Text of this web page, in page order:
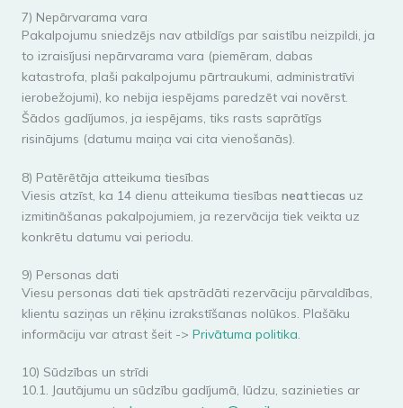
7) Nepārvarama vara
Pakalpojumu sniedzējs nav atbildīgs par saistību neizpildi, ja
to izraisījusi nepārvarama vara (piemēram, dabas
katastrofa, plaši pakalpojumu pārtraukumi, administratīvi
ierobežojumi), ko nebija iespējams paredzēt vai novērst.
Šādos gadījumos, ja iespējams, tiks rasts saprātīgs
risinājums (datumu maiņa vai cita vienošanās).
8) Patērētāja atteikuma tiesības
Viesis atzīst, ka 14 dienu atteikuma tiesības neattiecas uz
izmitināšanas pakalpojumiem, ja rezervācija tiek veikta uz
konkrētu datumu vai periodu.
9) Personas dati
Viesu personas dati tiek apstrādāti rezervāciju pārvaldības,
klientu saziņas un rēķinu izrakstīšanas nolūkos. Plašāku
informāciju var atrast šeit -> Privātuma politika.
10) Sūdzības un strīdi
10.1. Jautājumu un sūdzību gadījumā, lūdzu, sazinieties ar